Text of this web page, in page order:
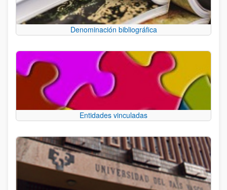
Denominación bibliográfica
Entidades vinculadas